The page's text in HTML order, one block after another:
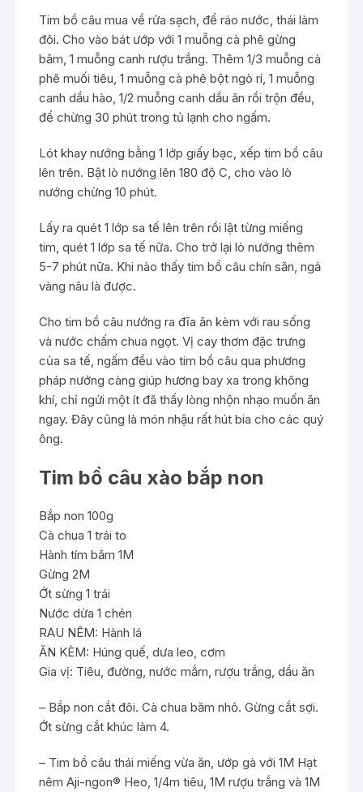
Tim bồ câu mua về rửa sạch, để ráo nước, thái làm
đôi. Cho vào bát ướp với 1 muỗng cà phê gừng
băm, 1 muỗng canh rượu trắng. Thêm 1/3 muỗng cà
phê muối tiêu, 1 muỗng cà phê bột ngò rí, 1 muỗng
canh dầu hào, 1/2 muỗng canh dầu ăn rồi trộn đều,
để chừng 30 phút trong tủ lạnh cho ngấm.
Lót khay nướng bằng 1 lớp giấy bạc, xếp tim bồ câu
lên trên. Bật lò nướng lên 180 độ C, cho vào lò
nướng chừng 10 phút.
Lấy ra quét 1 lớp sa tế lên trên rồi lật từng miếng
tim, quét 1 lớp sa tế nữa. Cho trở lại lò nướng thêm
5-7 phút nữa. Khi nào thấy tim bồ câu chín săn, ngả
vàng nâu là được.
Cho tim bồ câu nướng ra đĩa ăn kèm với rau sống
và nước chấm chua ngọt. Vị cay thơm đặc trưng
của sa tế, ngấm đều vào tim bồ câu qua phương
pháp nướng càng giúp hương bay xa trong không
khí, chỉ ngửi một ít đã thấy lòng nhộn nhạo muốn ăn
ngay. Đây cũng là món nhậu rất hút bia cho các quý
ông.
Tim bồ câu xào bắp non
Bắp non 100g
Cà chua 1 trái to
Hành tím băm 1M
Gừng 2M
Ớt sừng 1 trái
Nước dừa 1 chén
RAU NÊM: Hành lá
ĂN KÈM: Húng quế, dưa leo, cơm
Gia vị: Tiêu, đường, nước mắm, rượu trắng, dầu ăn
– Bắp non cắt đôi. Cà chua băm nhỏ. Gừng cắt sợi.
Ớt sừng cắt khúc làm 4.
– Tim bồ câu thái miếng vừa ăn, ướp gà với 1M Hạt
nêm Aji-ngon® Heo, 1/4m tiêu, 1M rượu trắng và 1M